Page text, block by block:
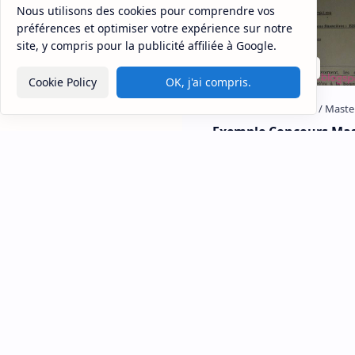
Sitemap Disclaimer
Exemple Concours
Nous utilisons des cookies pour comprendre vos
préférences et optimiser votre expérience sur notre
site, y compris pour la publicité affiliée à Google.
Cookie Policy OK, j'ai compris.